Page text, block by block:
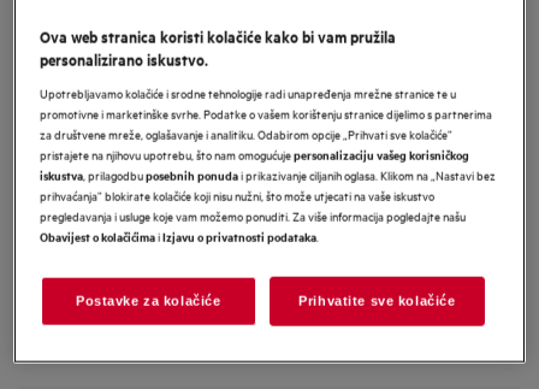
AEG 7000 Series perilica rublja
kapaciteta 8 kg i 1400 okretaja
Informacijski list proizvoda
Sigurnosne upute i sigurnosna upozorenja prema EU regulativi
Za sigurno korištenje proizvoda pročitajte cijeli korisnički
priručnik.
Ova web stranica koristi kolačiće kako bi vam pružila
personalizirano iskustvo.
Upotrebljavamo kolačiće i srodne tehnologije radi unapređenja mrežne stranice te u
promotivne i marketinške svrhe. Podatke o vašem korištenju stranice dijelimo s partnerima
za društvene mreže, oglašavanje i analitiku. Odabirom opcije „Prihvati sve kolačiće”
pristajete na njihovu upotrebu, što nam omogućujepersonalizaciju vašeg korisničkog
iskustva, prilagodbuposebnih ponudai prikazivanje ciljanih oglasa. Klikom na „Nastavi bez
prihvaćanja” blokirate kolačiće koji nisu nužni, što može utjecati na vaše iskustvo
pregledavanja i usluge koje vam možemo ponuditi. Za više informacija pogledajte našu
Obavijest o kolačićimaiIzjavu o privatnosti podataka.
Postavke za kolačiće Prihvatite sve kolačiće